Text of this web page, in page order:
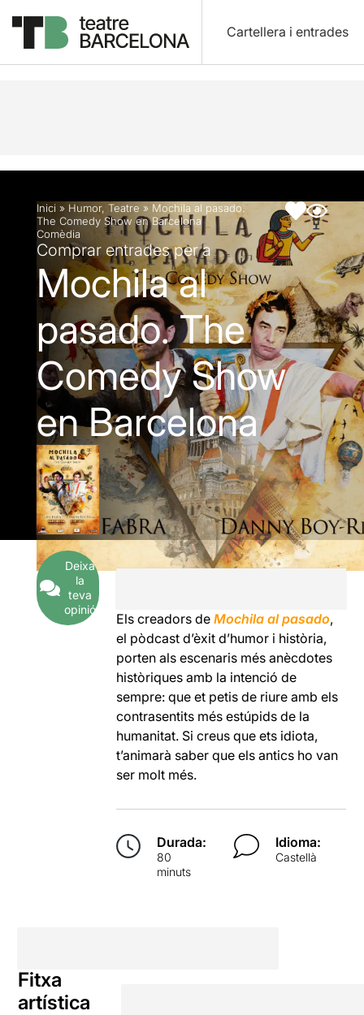
Cartellera i entrades
Descripció Fitxa artística Fotos i vídeos
Inici » Humor, Teatre » Mochila al pasado.
The Comedy Show en Barcelona
Comèdia
Comprar entrades per a
Mochila al
pasado. The
Comedy Show
en Barcelona
Deixa
la
teva
opinió
Els creadors deMochila al pasado,
el pòdcast d’èxit d’humor i història,
porten als escenaris més anècdotes
històriques amb la intenció de
sempre: que et petis de riure amb els
contrasentits més estúpids de la
humanitat. Si creus que ets idiota,
t’animarà saber que els antics ho van
ser molt més.
Durada:
80
minuts
Idioma:
Castellà
Fitxa
artística